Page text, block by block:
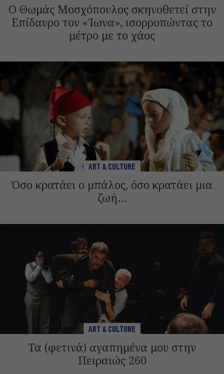
Ο Θωμάς Μοσχόπουλος σκηνοθετεί στην
Επίδαυρο τον «Ίωνα», ισορροπώντας το
μέτρο με το χάος
ART & CULTURE
Όσο κρατάει ο μπάλος, όσο κρατάει μια
ζωή…
ART & CULTURE
Τα (φετινά) αγαπημένα μου στην
Πειραιώς 260